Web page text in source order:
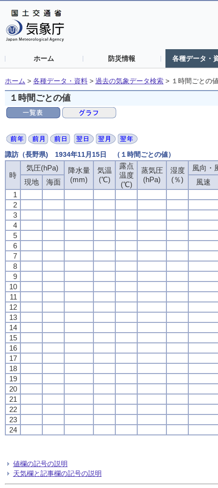
ホーム 防災情報 各種データ・
ホーム > 各種データ・資料 > 過去の気象データ検索 > １時間ごとの
１時間ごとの値
諏訪（長野県) 1934年11月15日 （１時間ごとの値）
時
気圧(hPa)
降水量
(mm)
気温
(℃)
露点
温度
(℃)
蒸気圧
(hPa)
湿度
(％)
風向・
現地
海面
風速
1
2
3
4
5
6
7
8
9
10
11
12
13
14
15
16
17
18
19
20
21
22
23
24
値欄の記号の説明
天気欄と記事欄の記号の説明